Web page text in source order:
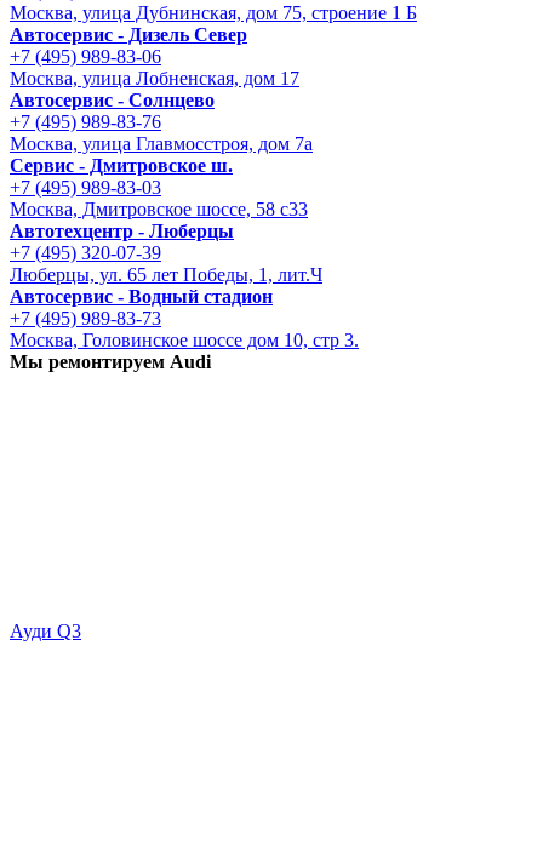
Москва, улица Дубнинская, дом 75, строение 1 Б
Автосервис - Дизель Север
+7 (495) 989-83-06
Москва, улица Лобненская, дом 17
Автосервис - Солнцево
+7 (495) 989-83-76
Москва, улица Главмосстроя, дом 7а
Сервис - Дмитровское ш.
+7 (495) 989-83-03
Москва, Дмитровское шоссе, 58 с33
Автотехцентр - Люберцы
+7 (495) 320-07-39
Люберцы, ул. 65 лет Победы, 1, лит.Ч
Автосервис - Водный стадион
+7 (495) 989-83-73
Москва, Головинское шоссе дом 10, стр 3.
Мы ремонтируем Audi
Ауди Q3